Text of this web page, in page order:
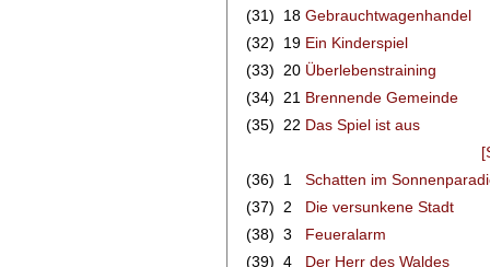
(31)
18 Gebrauchtwagenhandel
(32)
19 Ein Kinderspiel
(33)
20 Überlebenstraining
(34)
21 Brennende Gemeinde
(35)
22 Das Spiel ist aus
(36)
1
Schatten im
(37)
2
Die versunkene Stadt
(38) 3
Feueralarm
(39) 4
Der Herr des Waldes